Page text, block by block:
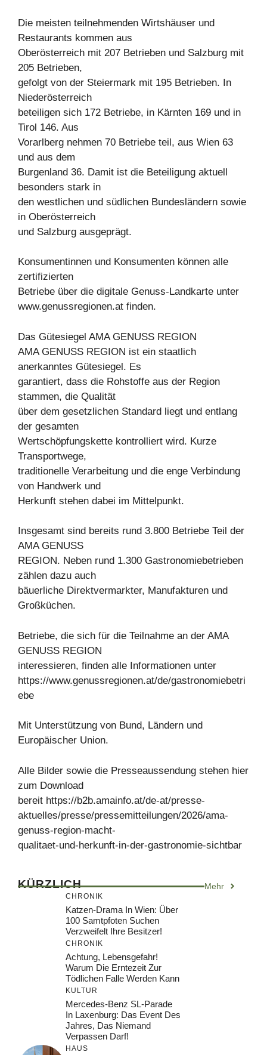
Die meisten teilnehmenden Wirtshäuser und
Restaurants kommen aus
Oberösterreich mit 207 Betrieben und Salzburg mit
205 Betrieben,
gefolgt von der Steiermark mit 195 Betrieben. In
Niederösterreich
beteiligen sich 172 Betriebe, in Kärnten 169 und in
Tirol 146. Aus
Vorarlberg nehmen 70 Betriebe teil, aus Wien 63
und aus dem
Burgenland 36. Damit ist die Beteiligung aktuell
besonders stark in
den westlichen und südlichen Bundesländern sowie
in Oberösterreich
und Salzburg ausgeprägt.
Konsumentinnen und Konsumenten können alle
zertifizierten
Betriebe über die digitale Genuss-Landkarte unter
www.genussregionen.at finden.
Das Gütesiegel AMA GENUSS REGION
AMA GENUSS REGION ist ein staatlich
anerkanntes Gütesiegel. Es
garantiert, dass die Rohstoffe aus der Region
stammen, die Qualität
über dem gesetzlichen Standard liegt und entlang
der gesamten
Wertschöpfungskette kontrolliert wird. Kurze
Transportwege,
traditionelle Verarbeitung und die enge Verbindung
von Handwerk und
Herkunft stehen dabei im Mittelpunkt.
Insgesamt sind bereits rund 3.800 Betriebe Teil der
AMA GENUSS
REGION. Neben rund 1.300 Gastronomiebetrieben
zählen dazu auch
bäuerliche Direktvermarkter, Manufakturen und
Großküchen.
Betriebe, die sich für die Teilnahme an der AMA
GENUSS REGION
interessieren, finden alle Informationen unter
https://www.genussregionen.at/de/gastronomiebetri
ebe
Mit Unterstützung von Bund, Ländern und
Europäischer Union.
Alle Bilder sowie die Presseaussendung stehen hier
zum Download
bereit https://b2b.amainfo.at/de-at/presse-
aktuelles/presse/pressemitteilungen/2026/ama-
genuss-region-macht-
qualitaet-und-herkunft-in-der-gastronomie-sichtbar
KÜRZLICH Mehr
CHRONIK
Katzen-Drama In Wien: Über
100 Samtpfoten Suchen
Verzweifelt Ihre Besitzer!
CHRONIK
Achtung, Lebensgefahr!
Warum Die Erntezeit Zur
Tödlichen Falle Werden Kann
KULTUR
Mercedes-Benz SL-Parade
In Laxenburg: Das Event Des
Jahres, Das Niemand
Verpassen Darf!
HAUS